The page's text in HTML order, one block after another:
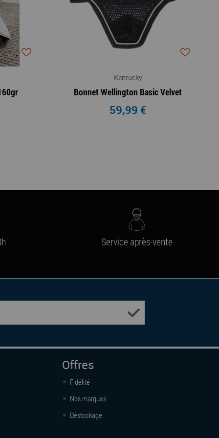
Kentucky
Bonnet Wellington Basic Velvet
59,99 €
Service après-vente
Offres
Fidélité
Nos marques
Déstockage